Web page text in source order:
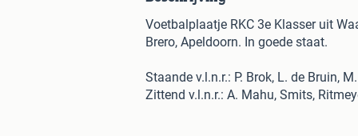
Voetbalplaatje RKC 3e Klasser uit
Brero, Apeldoorn. In goede staat.
Staande v.l.n.r.: P. Brok, L. de Bruin,
Zittend v.l.n.r.: A. Mahu, Smits,